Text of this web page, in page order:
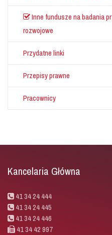
Inne fundusze na badania
rozwojowe
Przydatne linki
Przepisy prawne
Pracownicy
Kancelaria Główna
41 34 24 444
41 34 24 445
41 34 24 446
41 34 42 997